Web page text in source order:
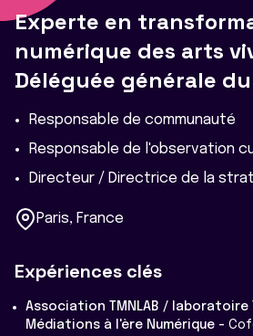
Experte en
numérique des arts
Déléguée générale
Responsable de communauté
Responsable de l'observation
Directeur / Directrice de la
Paris, France
Expériences clés
Association TMNLAB / laboratoire
Médiations à l'ère Numérique -